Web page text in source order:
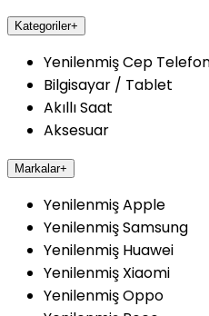
Kategoriler+
Yenilenmiş Cep
Bilgisayar / Tablet
Akıllı Saat
Aksesuar
Markalar+
Yenilenmiş Apple
Yenilenmiş Samsung
Yenilenmiş Huawei
Yenilenmiş Xiaomi
Yenilenmiş Oppo